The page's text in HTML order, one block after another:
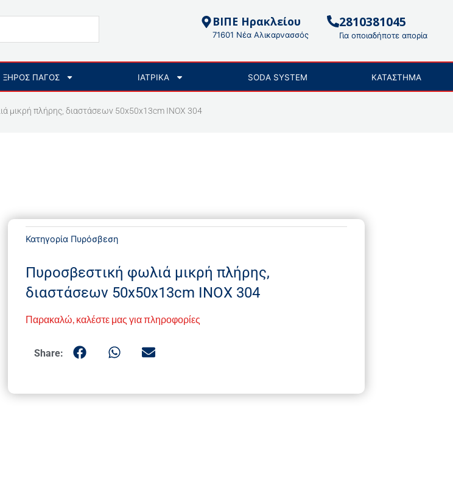
ΒΙΠΕ Ηρακλείου
71601 Νέα Αλικαρνασσός
2810381045
Για οποιαδήποτε απορία
ΞΗΡΟΣ ΠΑΓΟΣ ΙΑΤΡΙΚΑ SODA SYSTEM ΚΑΤΑΣΤΗΜΑ
μικρή πλήρης, διαστάσεων 50x50x13cm INOX 304
Κατηγορία Πυρόσβεση
Πυροσβεστική φωλιά μικρή πλήρης,
διαστάσεων 50x50x13cm INOX 304
Παρακαλώ, καλέστε μας για πληροφορίες
Share: